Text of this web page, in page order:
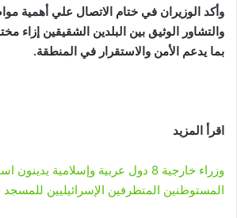
وأكد الوزيران في ختام الاتصال علي أهمية
والتشاور الوثيق بين البلدين الشقيقين إزاء
بما يدعم الأمن والاستقرار في المنطقة.
اقرأ المزيد
وزراء خارجية 8 دول عربية وإسلامية
المستوطنين المتطرفين الإسرائيليين للمسجد